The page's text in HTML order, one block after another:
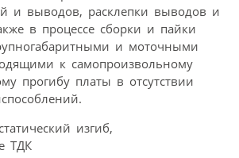
и выводов, расклепки выводов и
в процессе сборки и пайки
и моточными
к самопроизвольному
прогибу платы в отсутствии